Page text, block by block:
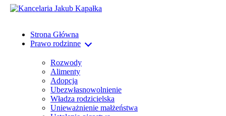
Strona Główna
Prawo rodzinne
Rozwody
Alimenty
Adopcja
Ubezwłasnowolnienie
Władza rodzicielska
Unieważnienie małżeństwa